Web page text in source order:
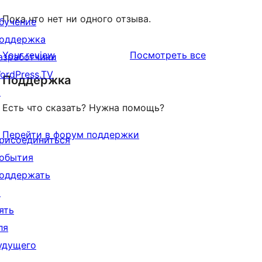
Пока что нет ни одного отзыва.
Your review Посмотреть всеотзывы
Поддержка
Есть что сказать? Нужна помощь?
Перейти в форум поддержки